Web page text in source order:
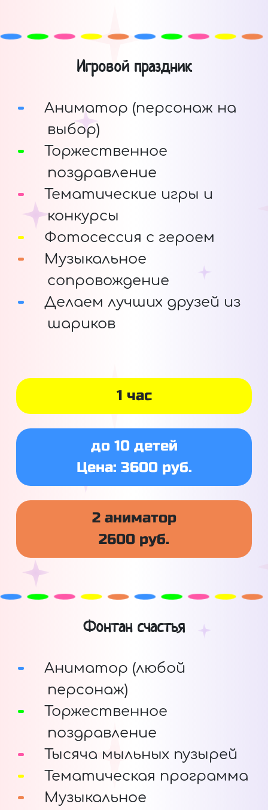
Игровой праздник
Аниматор (персонаж на
выбор)
Торжественное
поздравление
Тематические игры и
конкурсы
Фотосессия с героем
Музыкальное
сопровождение
Делаем лучших друзей из
шариков
1 час
до 10 детей
Цена: 3600 руб.
2 аниматор
2600 руб.
Фонтан счастья
Аниматор (любой
персонаж)
Торжественное
поздравление
Тысяча мыльных пузырей
Тематическая программа
Музыкальное